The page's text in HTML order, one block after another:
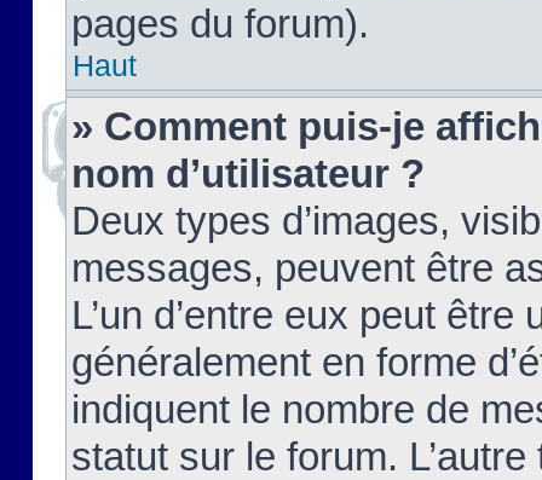
pages du forum).
Haut
» Comment puis-je
nom d’utilisateur ?
Deux types d’images,
messages, peuvent être
L’un d’entre eux peut
généralement en forme
indiquent le nombre de
statut sur le forum.